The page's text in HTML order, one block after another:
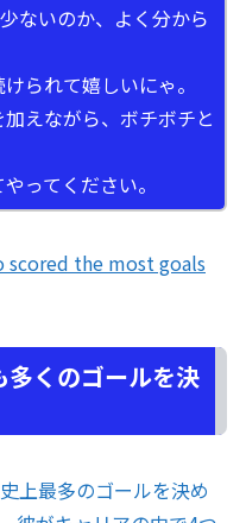
ないのか、よく分から
られて嬉しいにゃ。
えながら、ボチボチと
ってください。
scored the most goals
多くのゴールを決
上最多のゴールを決め